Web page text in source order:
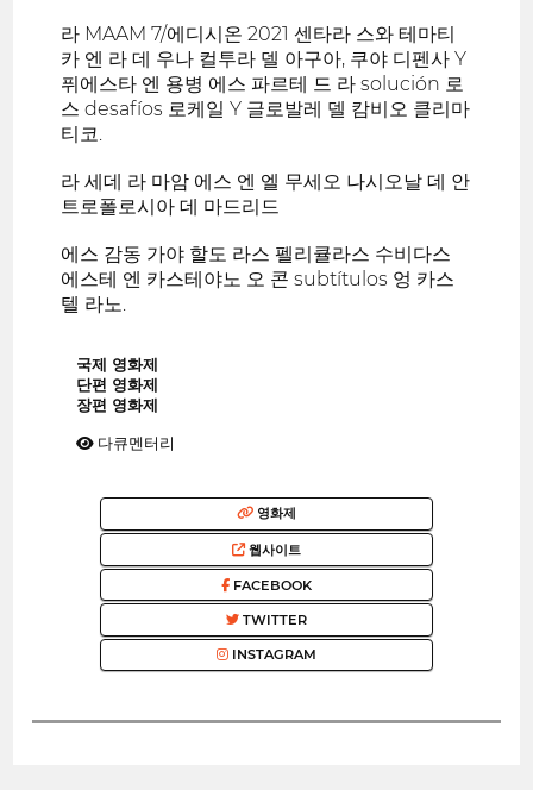
라 MAAM 7/에디시온 2021 센타라 스와 테마티
카 엔 라 데 우나 컬투라 델 아구아, 쿠야 디펜사 Y
퓌에스타 엔 용병 에스 파르테 드 라 solución 로
스 desafíos 로케일 Y 글로발레 델 캄비오 클리마
티코.
라 세데 라 마암 에스 엔 엘 무세오 나시오날 데 안
트로폴로시아 데 마드리드
에스 감동 가야 할도 라스 펠리큘라스 수비다스
에스테 엔 카스테야노 오 콘 subtítulos 엉 카스
텔 라노.
국제 영화제
단편 영화제
장편 영화제
다큐멘터리
영화제
웹사이트
FACEBOOK
TWITTER
INSTAGRAM